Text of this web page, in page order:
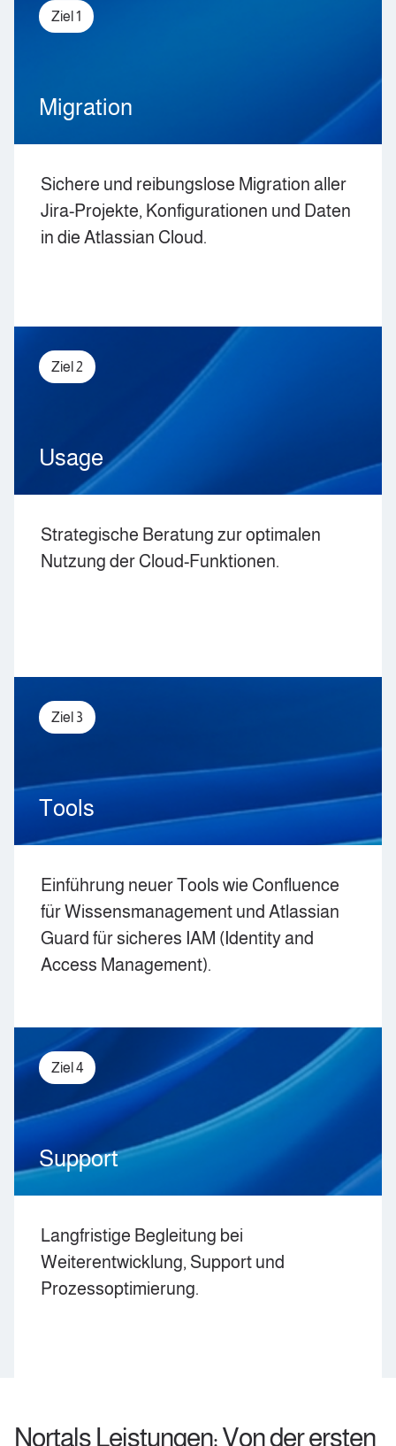
Ziel 1
Migration
Sichere und reibungslose Migration aller
Jira-Projekte, Konfigurationen und Daten
in die Atlassian Cloud.
Ziel 2
Usage
Strategische Beratung zur optimalen
Nutzung der Cloud-Funktionen.
Ziel 3
Tools
Einführung neuer Tools wie Confluence
für Wissensmanagement und Atlassian
Guard für sicheres IAM (Identity and
Access Management).
Ziel 4
Support
Langfristige Begleitung bei
Weiterentwicklung, Support und
Prozessoptimierung.
Nortals Leistungen: Von der ersten